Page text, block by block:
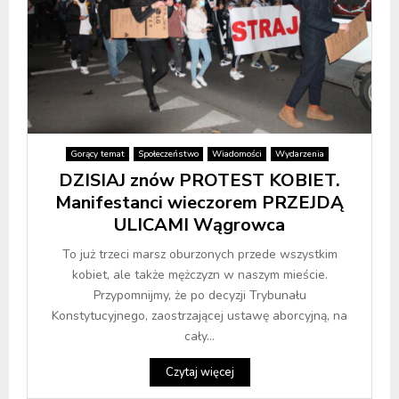
Gorący temat Społeczeństwo Wiadomości Wydarzenia
DZISIAJ znów PROTEST KOBIET.
Manifestanci wieczorem PRZEJDĄ
ULICAMI Wągrowca
To już trzeci marsz oburzonych przede wszystkim
kobiet, ale także mężczyzn w naszym mieście.
Przypomnijmy, że po decyzji Trybunału
Konstytucyjnego, zaostrzającej ustawę aborcyjną, na
cały...
Czytaj więcej